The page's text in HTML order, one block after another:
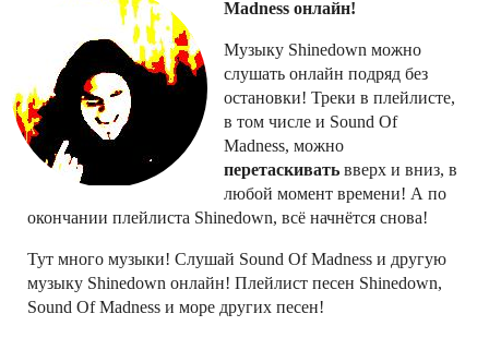
Madness онлайн!
Музыку Shinedown можно
слушать онлайн подряд без
остановки! Треки в плейлисте,
в том числе и Sound Of
Madness, можно
перетаскивать вверх и вниз, в
любой момент времени! А по
окончании плейлиста Shinedown, всё начнётся снова!
Тут много музыки! Слушай Sound Of Madness и другую
музыку Shinedown онлайн! Плейлист песен Shinedown,
Sound Of Madness и море других песен!